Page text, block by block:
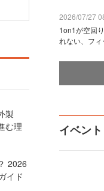
製
む理
2026
イド
2026/07/27
1on1が空回
れない、フ
イベント